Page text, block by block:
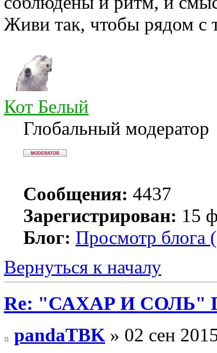
Живи так, чтобы рядом с
Кот Белый
Глобальный модератор
Сообщения: 4437
Зарегистрирован: 15
Блог: Просмотр блога
Вернуться к началу
Re: "САХАР И СОЛЬ"
pandaTBK » 02 сен